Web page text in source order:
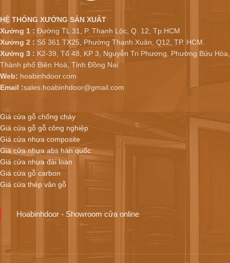
HỆ THỐNG XƯỞNG SẢN XUẤT
Xưởng 1 : Đường TL 31, P. Thạnh Lộc, Q. 12, Tp.HCM
Xưởng 2 : Số 361 TX25, Phường Thạnh Xuân, Q12, TP. HCM.
Xưởng 3 : K2-39, Tổ 48, KP 3, Nguyễn Tri Phương, Phường Bửu Hòa,
Thành phố Biên Hoà, Tỉnh Đồng Nai
Web: hoabinhdoor.com
Email :sales.hoabinhdoor@gmail.com
Giá cửa gỗ chống cháy
Giá cửa gỗ gỗ công nghiệp
Giá cửa nhựa composite
Giá cửa nhựa abs hàn quốc
Giá cửa nhựa đài loan
Giá cửa gỗ carbon
Giá cửa thép vân gỗ
Hoabinhdoor - Showroom cửa online